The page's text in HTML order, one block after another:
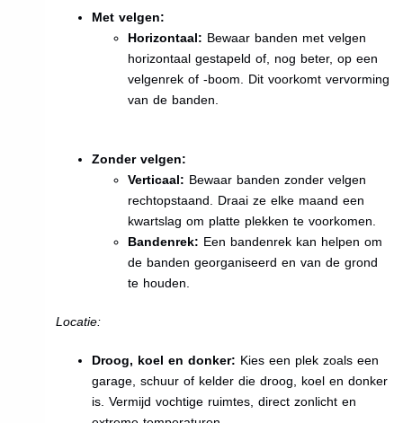
Met velgen:
Horizontaal: Bewaar banden met velgen
horizontaal gestapeld of, nog beter, op een
velgenrek of -boom. Dit voorkomt vervorming
van de banden.
Zonder velgen:
Verticaal: Bewaar banden zonder velgen
rechtopstaand. Draai ze elke maand een
kwartslag om platte plekken te voorkomen.
Bandenrek: Een bandenrek kan helpen om
de banden georganiseerd en van de grond
te houden.
Locatie:
Droog, koel en donker: Kies een plek zoals een
garage, schuur of kelder die droog, koel en donker
is. Vermijd vochtige ruimtes, direct zonlicht en